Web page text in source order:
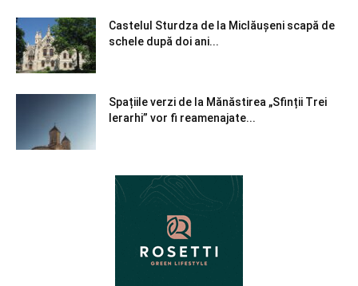
Castelul Sturdza de la Miclăușeni scapă de
schele după doi ani...
Spațiile verzi de la Mănăstirea „Sfinții Trei
Ierarhi” vor fi reamenajate...